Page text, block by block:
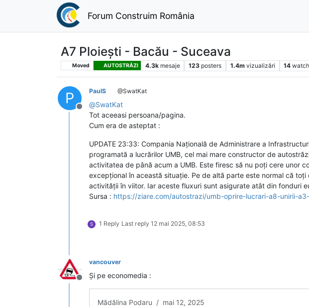
Forum Construim România
A7 Ploiești - Bacău - Suceava
Moved AUTOSTRĂZI 4.3k mesaje 123 posters 1.4m vizualizări 14
P
Deconectat
PaulS @SwatKat
@SwatKat
Tot aceeasi persoana/pagina.
Cum era de asteptat :
UPDATE 23:33: Compania Națională de Administrare a
programată a lucrărilor UMB, cel mai mare constructor de
activitatea de până acum a UMB. Este firesc să nu poți cere unor
excepțional în această situație. Pe de altă parte este normal că
activității în viitor. Iar aceste fluxuri sunt asigurate atât din fonduri
Sursa : https://ziare.com/autostrazi/umb-oprire-lucrari-a8-unirii-
S 1 Reply Last reply 12 mai 2025, 08:53
Deconectat
vancouver
Și pe economedia :
Mădălina Podaru / mai 12, 2025